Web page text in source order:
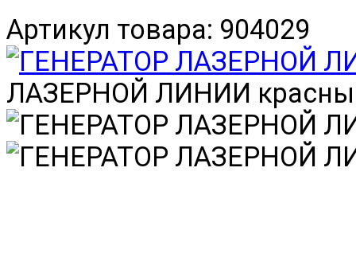
Артикул товара: 904029
ЛАЗЕРНОЙ ЛИНИИ